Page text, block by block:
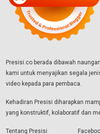
Presisi.co berada dibawah
kami untuk menyajikan segala
video kepada para pembaca.
Kehadiran Presisi diharapkan
yang konstruktif, kolaboratif dan
Tentang Presisi